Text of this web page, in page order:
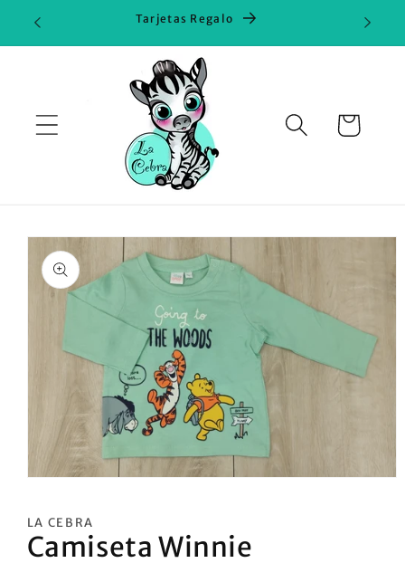
directamente
al contenido
Tarjetas Regalo
Carrito
directamente
información
del producto
1
en
una
LA CEBRA
Camiseta Winnie